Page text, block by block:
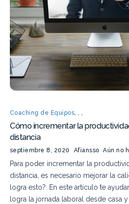
Coaching de Equipos,,,
Cómo incrementar la
distancia
septiembre 8, 2020 Afiansso Aún no
Para poder incrementar la
distancia, es necesario mejorar la
logra esto?. En este artículo te
logra la jornada laboral desde casa